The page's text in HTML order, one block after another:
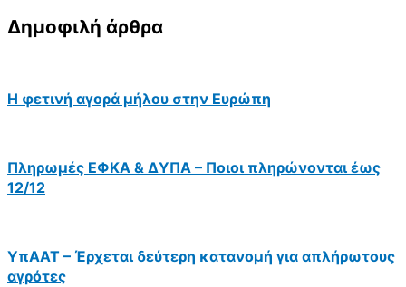
Δημοφιλή άρθρα
Η φετινή αγορά μήλου στην Ευρώπη
Πληρωμές ΕΦΚΑ & ΔΥΠΑ – Ποιοι πληρώνονται έως
12/12
ΥπΑΑΤ – Έρχεται δεύτερη κατανομή για απλήρωτους
αγρότες